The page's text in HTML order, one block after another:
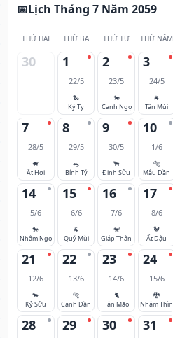
Lịch Tháng 7 Năm 2059
THỨ HAI THỨ BA THỨ TƯ THỨ NĂM
30 1
22/5
🐍
Kỷ Tỵ
2
23/5
🐎
Canh Ngọ
3
24/5
🐐
Tân Mùi
7
28/5
🐖
Ất Hợi
8
29/5
🐀
Bính Tý
9
30/5
🐂
Đinh Sửu
10
1/6
🐅
Mậu Dần
14
5/6
🐎
Nhâm Ngọ
15
6/6
🐐
Quý Mùi
16
7/6
🐒
Giáp Thân
17
8/6
🐓
Ất Dậu
21
12/6
🐂
Kỷ Sửu
22
13/6
🐅
Canh Dần
23
14/6
🐈
Tân Mão
24
15/6
🐉
Nhâm Thìn
28 29 30 31